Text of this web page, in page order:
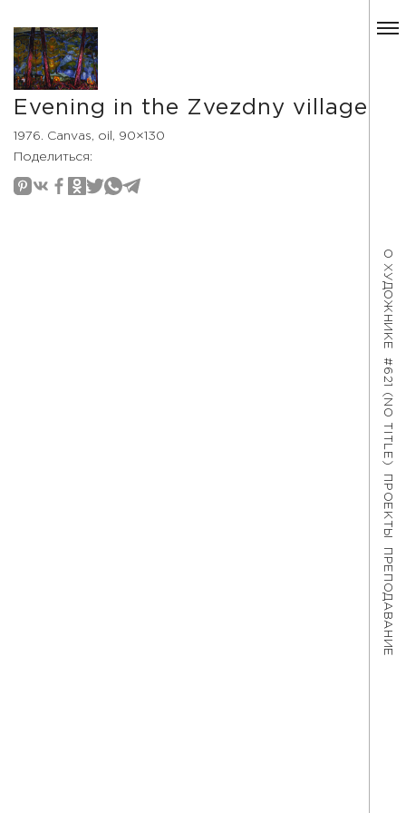
О ХУДОЖНИКЕ
#621 (NO TITLE)
ПРОЕКТЫ
ПРЕПОДАВАНИЕ
Evening in the Zvezdny village
1976. Canvas, oil, 90×130
Поделиться: